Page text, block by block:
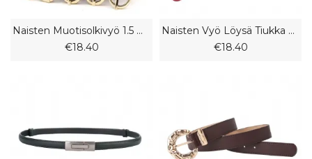
Naisten Muotisolkivyö 1.5 Ohut Housuvyö Värikäs Rento Pu-Vyö
€18.40
Naisten Vyö Löysä Tiukka Elastinen Koristevyö Yhteensopiva Hame Diagonaalinen Ultraleveä Vyö Punainen Sinetti
€18.40